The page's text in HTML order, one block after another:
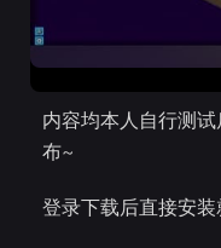
内容均本人自行测
布~
登录下载后直接安装